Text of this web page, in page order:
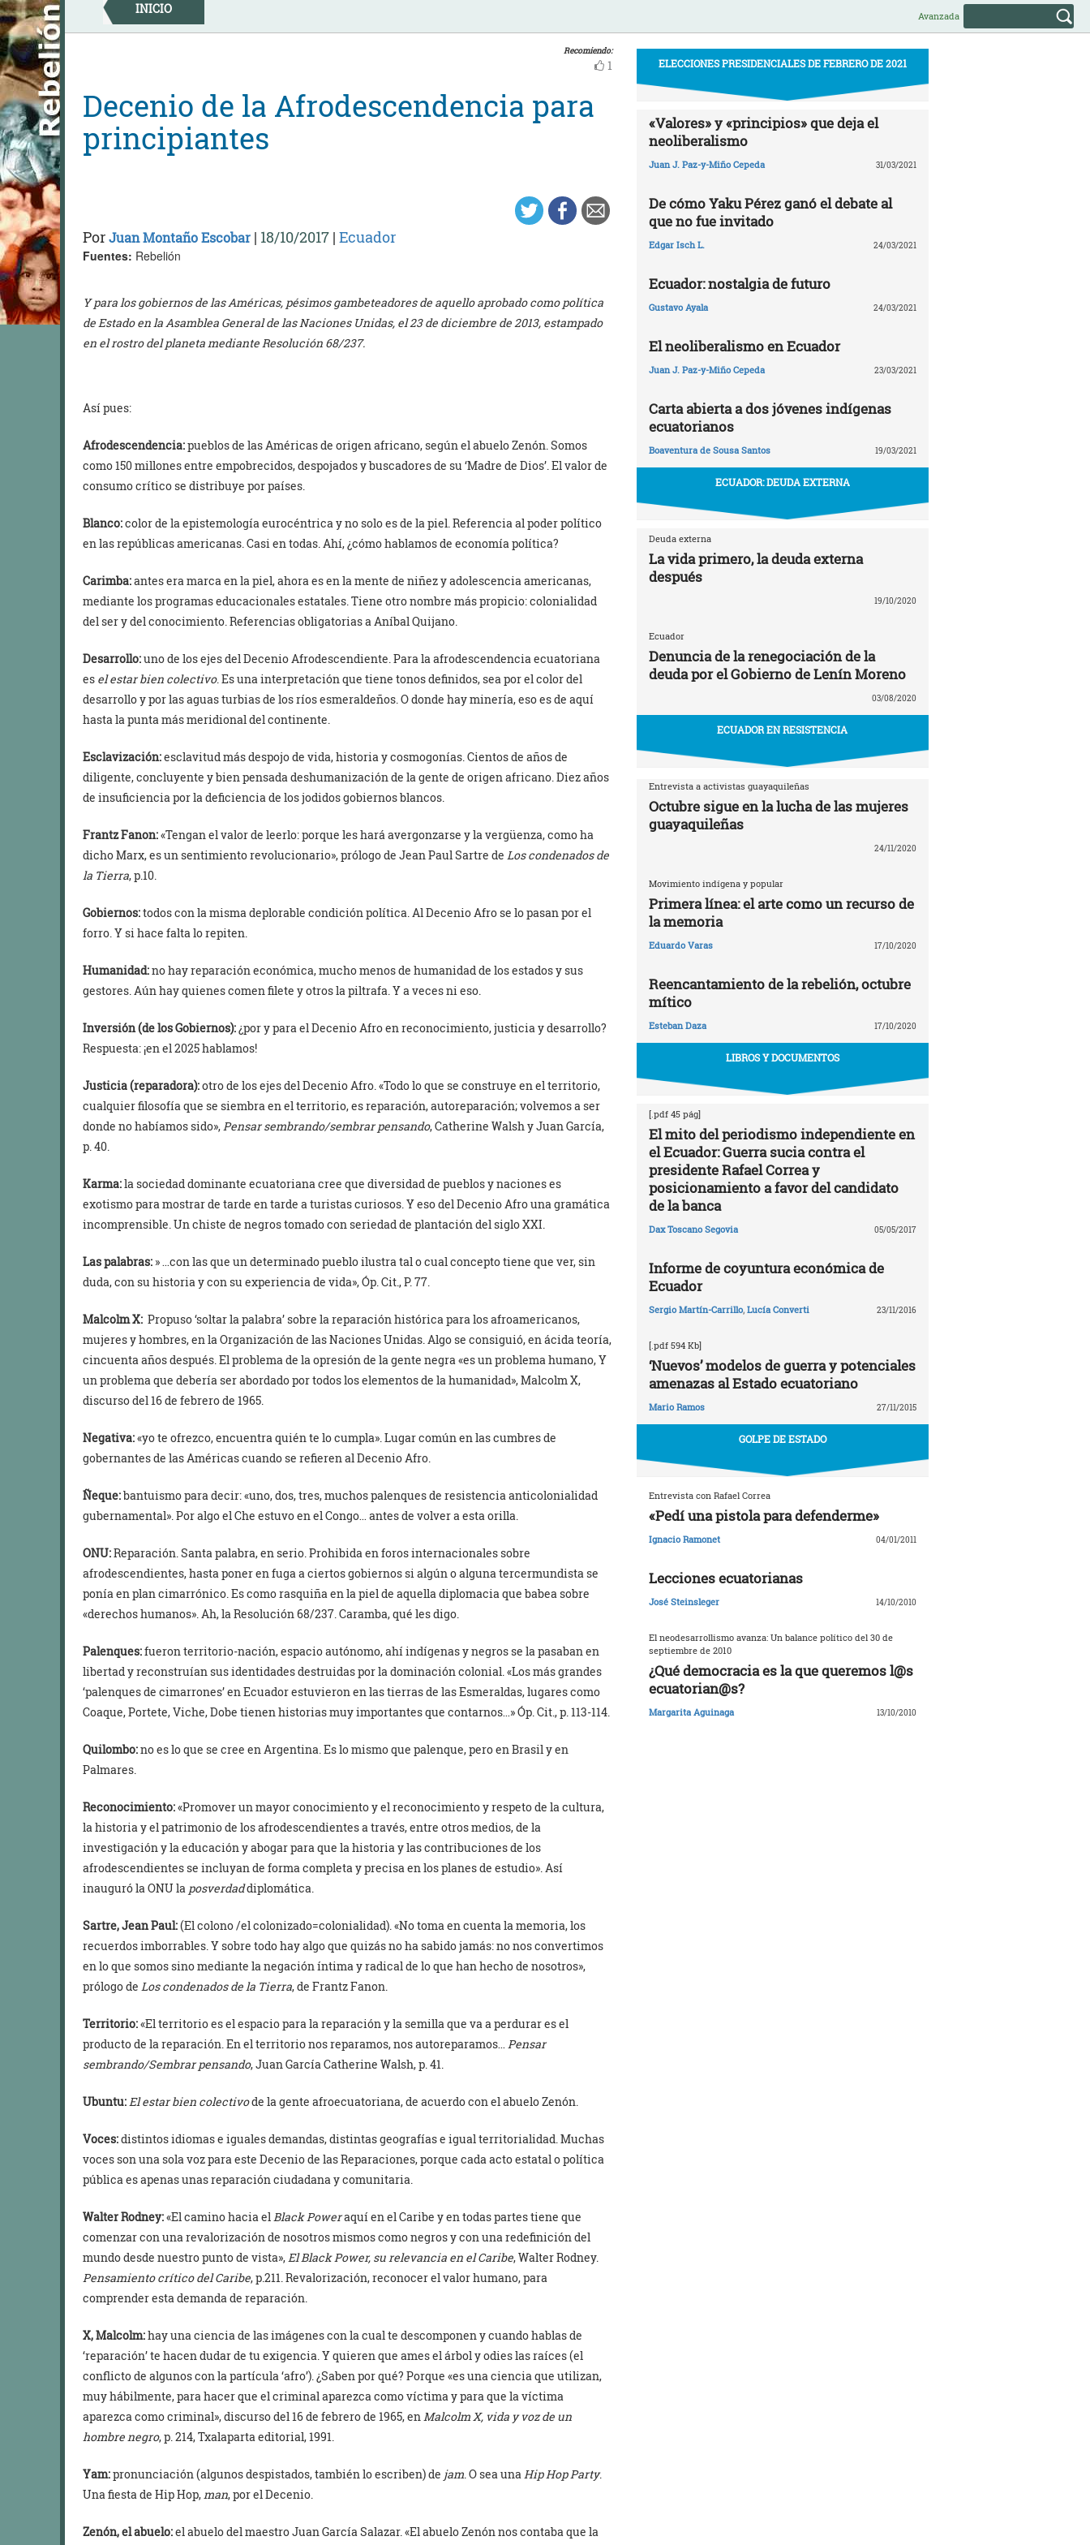
Skip
to
content
INICIO Avanzada
Recomiendo:
1
Decenio de la Afrodescendencia para
principiantes
PorJuan Montaño Escobar | 18/10/2017 | Ecuador
Fuentes: Rebelión
Y para los gobiernos de las Américas, pésimos gambeteadores de aquello aprobado como política
de Estado en la Asamblea General de las Naciones Unidas, el 23 de diciembre de 2013, estampado
en el rostro del planeta mediante Resolución 68/237.
Así pues:
Afrodescendencia:pueblos de las Américas de origen africano, según el abuelo Zenón. Somos
como 150 millones entre empobrecidos, despojados y buscadores de su ‘Madre de Dios’. El valor de
consumo crítico se distribuye por países.
Blanco:color de la epistemología eurocéntrica y no solo es de la piel. Referencia al poder político
en las repúblicas americanas. Casi en todas. Ahí, ¿cómo hablamos de economía política?
Carimba:antes era marca en la piel, ahora es en la mente de niñez y adolescencia americanas,
mediante los programas educacionales estatales. Tiene otro nombre más propicio: colonialidad
del ser y del conocimiento. Referencias obligatorias a Aníbal Quijano.
Desarrollo:uno de los ejes del Decenio Afrodescendiente. Para la afrodescendencia ecuatoriana
es el estar bien colectivo. Es una interpretación que tiene tonos definidos, sea por el color del
desarrollo y por las aguas turbias de los ríos esmeraldeños. O donde hay minería, eso es de aquí
hasta la punta más meridional del continente.
Esclavización:esclavitud más despojo de vida, historia y cosmogonías. Cientos de años de
diligente, concluyente y bien pensada deshumanización de la gente de origen africano. Diez años
de insuficiencia por la deficiencia de los jodidos gobiernos blancos.
Frantz Fanon:«Tengan el valor de leerlo: porque les hará avergonzarse y la vergüenza, como ha
dicho Marx, es un sentimiento revolucionario», prólogo de Jean Paul Sartre de Los condenados de
la Tierra, p.10.
Gobiernos:todos con la misma deplorable condición política. Al Decenio Afro se lo pasan por el
forro. Y si hace falta lo repiten.
Humanidad:no hay reparación económica, mucho menos de humanidad de los estados y sus
gestores. Aún hay quienes comen filete y otros la piltrafa. Y a veces ni eso.
Inversión (de los Gobiernos):¿por y para el Decenio Afro en reconocimiento, justicia y desarrollo?
Respuesta: ¡en el 2025 hablamos!
Justicia (reparadora):otro de los ejes del Decenio Afro. «Todo lo que se construye en el territorio,
cualquier filosofía que se siembra en el territorio, es reparación, autoreparación; volvemos a ser
donde no habíamos sido»,Pensar sembrando/sembrar pensando, Catherine Walsh y Juan García,
p. 40.
Karma:la sociedad dominante ecuatoriana cree que diversidad de pueblos y naciones es
exotismo para mostrar de tarde en tarde a turistas curiosos. Y eso del Decenio Afro una gramática
incomprensible. Un chiste de negros tomado con seriedad de plantación del siglo XXI.
Las palabras: » …con las que un determinado pueblo ilustra tal o cual concepto tiene que ver, sin
duda, con su historia y con su experiencia de vida», Óp. Cit., P. 77.
Malcolm X: Propuso ‘soltar la palabra’ sobre la reparación histórica para los afroamericanos,
mujeres y hombres, en la Organización de las Naciones Unidas. Algo se consiguió, en ácida teoría,
cincuenta años después. El problema de la opresión de la gente negra «es un problema humano, Y
un problema que debería ser abordado por todos los elementos de la humanidad», Malcolm X,
discurso del 16 de febrero de 1965.
Negativa:«yo te ofrezco, encuentra quién te lo cumpla». Lugar común en las cumbres de
gobernantes de las Américas cuando se refieren al Decenio Afro.
Ñeque:bantuismo para decir: «uno, dos, tres, muchos palenques de resistencia anticolonialidad
gubernamental». Por algo el Che estuvo en el Congo… antes de volver a esta orilla.
ONU:Reparación. Santa palabra, en serio. Prohibida en foros internacionales sobre
afrodescendientes, hasta poner en fuga a ciertos gobiernos si algún o alguna tercermundista se
ponía en plan cimarrónico. Es como rasquiña en la piel de aquella diplomacia que babea sobre
«derechos humanos». Ah, la Resolución 68/237. Caramba, qué les digo.
Palenques:fueron territorio-nación, espacio autónomo, ahí indígenas y negros se la pasaban en
libertad y reconstruían sus identidades destruidas por la dominación colonial. «Los más grandes
‘palenques de cimarrones’ en Ecuador estuvieron en las tierras de las Esmeraldas, lugares como
Coaque, Portete, Viche, Dobe tienen historias muy importantes que contarnos…» Óp. Cit., p. 113-114.
Quilombo:no es lo que se cree en Argentina. Es lo mismo que palenque, pero en Brasil y en
Palmares.
Reconocimiento:«Promover un mayor conocimiento y el reconocimiento y respeto de la cultura,
la historia y el patrimonio de los afrodescendientes a través, entre otros medios, de la
investigación y la educación y abogar para que la historia y las contribuciones de los
afrodescendientes se incluyan de forma completa y precisa en los planes de estudio». Así
inauguró la ONU la posverdaddiplomática.
Sartre, Jean Paul:(El colono /el colonizado=colonialidad). «No toma en cuenta la memoria, los
recuerdos imborrables. Y sobre todo hay algo que quizás no ha sabido jamás: no nos convertimos
en lo que somos sino mediante la negación íntima y radical de lo que han hecho de nosotros»,
prólogo de Los condenados de la Tierra, de Frantz Fanon.
Territorio:«El territorio es el espacio para la reparación y la semilla que va a perdurar es el
producto de la reparación. En el territorio nos reparamos, nos autoreparamos… Pensar
sembrando/Sembrar pensando, Juan García Catherine Walsh, p. 41.
Ubuntu:El estar bien colectivode la gente afroecuatoriana, de acuerdo con el abuelo Zenón.
Voces:distintos idiomas e iguales demandas, distintas geografías e igual territorialidad. Muchas
voces son una sola voz para este Decenio de las Reparaciones, porque cada acto estatal o política
pública es apenas unas reparación ciudadana y comunitaria.
Walter Rodney:«El camino hacia elBlack Poweraquí en el Caribe y en todas partes tiene que
comenzar con una revalorización de nosotros mismos como negros y con una redefinición del
mundo desde nuestro punto de vista»,El Black Power, su relevancia en el Caribe, Walter Rodney.
Pensamiento crítico del Caribe, p.211. Revalorización, reconocer el valor humano, para
comprender esta demanda de reparación.
X, Malcolm:hay una ciencia de las imágenes con la cual te descomponen y cuando hablas de
‘reparación’ te hacen dudar de tu exigencia. Y quieren que ames el árbol y odies las raíces (el
conflicto de algunos con la partícula ‘afro’). ¿Saben por qué? Porque «es una ciencia que utilizan,
muy hábilmente, para hacer que el criminal aparezca como víctima y para que la víctima
aparezca como criminal», discurso del 16 de febrero de 1965, enMalcolm X, vida y voz de un
hombre negro, p. 214, Txalaparta editorial, 1991.
Yam:pronunciación (algunos despistados, también lo escriben) de jam. O sea unaHip Hop Party.
Una fiesta de Hip Hop,man, por el Decenio.
Zenón, el abuelo:el abuelo del maestro Juan García Salazar. «El abuelo Zenón nos contaba que la
ELECCIONES PRESIDENCIALES DE FEBRERO DE 2021
«Valores» y «principios» que deja el
neoliberalismo
Juan J. Paz-y-Miño Cepeda 31/03/2021
De cómo Yaku Pérez ganó el debate al
que no fue invitado
Edgar Isch L. 24/03/2021
Ecuador: nostalgia de futuro
Gustavo Ayala 24/03/2021
El neoliberalismo en Ecuador
Juan J. Paz-y-Miño Cepeda 23/03/2021
Carta abierta a dos jóvenes indígenas
ecuatorianos
Boaventura de Sousa Santos 19/03/2021
ECUADOR: DEUDA EXTERNA
Deuda externa
La vida primero, la deuda externa
después
19/10/2020
Ecuador
Denuncia de la renegociación de la
deuda por el Gobierno de Lenín Moreno
03/08/2020
ECUADOR EN RESISTENCIA
Entrevista a activistas guayaquileñas
Octubre sigue en la lucha de las mujeres
guayaquileñas
24/11/2020
Movimiento indígena y popular
Primera línea: el arte como un recurso de
la memoria
Eduardo Varas 17/10/2020
Reencantamiento de la rebelión, octubre
mítico
Esteban Daza 17/10/2020
LIBROS Y DOCUMENTOS
[.pdf 45 pág]
El mito del periodismo independiente en
el Ecuador: Guerra sucia contra el
presidente Rafael Correa y
posicionamiento a favor del candidato
de la banca
Dax Toscano Segovia 05/05/2017
Informe de coyuntura económica de
Ecuador
Sergio Martín-Carrillo, Lucía Converti 23/11/2016
[.pdf 594 Kb]
‘Nuevos’ modelos de guerra y potenciales
amenazas al Estado ecuatoriano
Mario Ramos 27/11/2015
GOLPE DE ESTADO
Entrevista con Rafael Correa
«Pedí una pistola para defenderme»
Ignacio Ramonet 04/01/2011
Lecciones ecuatorianas
José Steinsleger 14/10/2010
El neodesarrollismo avanza: Un balance político del 30 de
septiembre de 2010
¿Qué democracia es la que queremos l@s
ecuatorian@s?
Margarita Aguinaga 13/10/2010